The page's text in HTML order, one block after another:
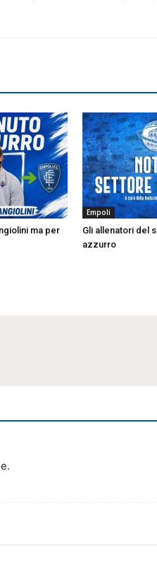
ma per
Empoli
Gli allenatori del
azzurro